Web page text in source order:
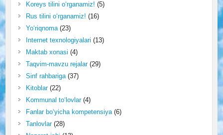
Koreys tilini o‘rganamiz! (5)
Rus tilini o‘rganamiz! (16)
Yo‘riqnoma(23)
Internet texnologiyalari (13)
Maktab xonasi (4)
Taqvim-mavzu rejalar(29)
Sinf rahbariga(37)
Kitoblar(22)
Kommunal to‘lovlar(4)
Fanlar bo‘yicha kompetensiya(6)
Tanlovlar(28)